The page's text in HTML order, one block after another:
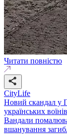
Читати повністю
CityLife
Новий скандал у
українських воїнів
Вандали
вшанування